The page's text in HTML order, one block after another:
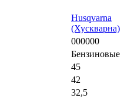
Husqvarna
(Хускварна)
000000
Бензиновые
45
42
32,5